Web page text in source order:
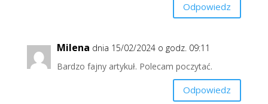
Odpowiedz
Milena dnia 15/02/2024 o godz. 09:11
Bardzo fajny artykuł. Polecam poczytać.
Odpowiedz